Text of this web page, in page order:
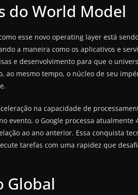
do World Model
esse novo operating layer está
a maneira como os aplicativos e
e desenvolvimento para que o
ao mesmo tempo, o núcleo de seu
na capacidade de
evento, o Google processa atualmente
ao ano anterior. Essa conquista
tarefas com uma rapidez que
Global